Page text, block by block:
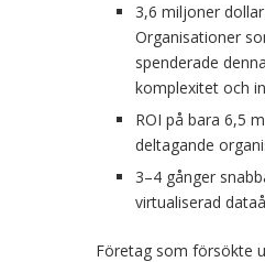
3,6 miljoner
Organisationer
spenderade
komplexitet och
ROI på bara 6,5
deltagande
3–4 gånger
virtualiserad
Företag som försökte